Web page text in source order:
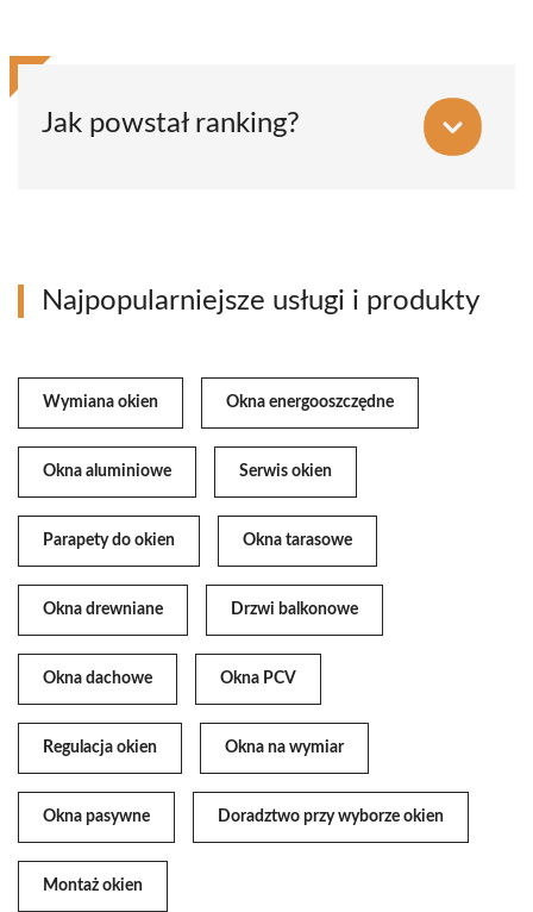
Jak powstał ranking?
Najpopularniejsze usługi i produkty
Wymiana okien Okna energooszczędne
Okna aluminiowe Serwis okien
Parapety do okien Okna tarasowe
Okna drewniane Drzwi balkonowe
Okna dachowe Okna PCV
Regulacja okien Okna na wymiar
Okna pasywne Doradztwo przy wyborze okien
Montaż okien